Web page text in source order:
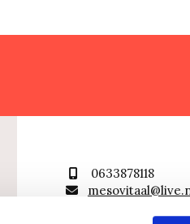
0633878118
